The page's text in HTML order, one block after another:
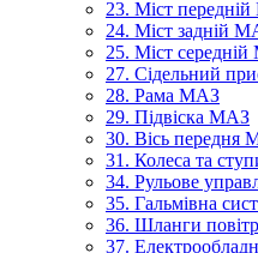
23. Міст
24. Міст задній
25. Міст
27. Сідельний
28. Рама МАЗ
29. Підвіска МАЗ
30. Вісь передня
31. Колеса та
34. Рульове
35. Гальмівна
36. Шланги
37.